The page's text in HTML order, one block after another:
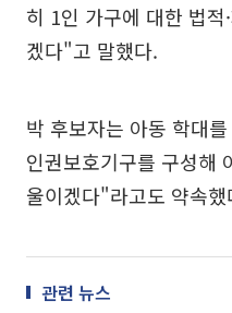
히 1인 가구에 대한 법
겠다"고 말했다.
박 후보자는 아동 학대
인권보호기구를 구성해
울이겠다"라고도 약속했
관련 뉴스